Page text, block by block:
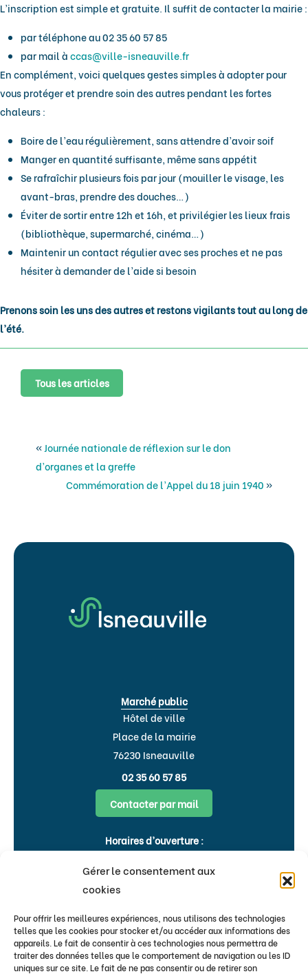
Gérer le consentement aux
cookies
Pour offrir les meilleures expériences, nous utilisons des technologies
telles que les cookies pour stocker et/ou accéder aux informations des
appareils. Le fait de consentir à ces technologies nous permettra de
traiter des données telles que le comportement de navigation ou les ID
uniques sur ce site. Le fait de ne pas consentir ou de retirer son
L’inscription est simple et gratuite. Il suffit de contacter la mairie :
par téléphone au 02 35 60 57 85
par mail àccas@ville-isneauville.fr
En complément, voici quelques gestes simples à adopter pour
vous protéger et prendre soin des autres pendant les fortes
chaleurs :
Boire de l’eau régulièrement, sans attendre d’avoir soif
Manger en quantité suffisante, même sans appétit
Se rafraîchir plusieurs fois par jour (mouiller le visage, les
avant-bras, prendre des douches…)
Éviter de sortir entre 12h et 16h, et privilégier les lieux frais
(bibliothèque, supermarché, cinéma…)
Maintenir un contact régulier avec ses proches et ne pas
hésiter à demander de l’aide si besoin
Prenons soin les uns des autres et restons vigilants tout au long de
l’été.
Tous les articles
«Journée nationale de réflexion sur le don
d’organes et la greffe
Commémoration de l’Appel du 18 juin 1940»
Marché public
Hôtel de ville
Place de la mairie
76230 Isneauville
02 35 60 57 85
Contacter par mail
Horaires d’ouverture :
Flash infos
Bulletins & newsletters